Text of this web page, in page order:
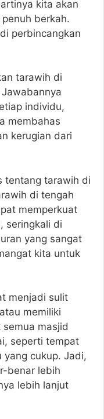
kita akan
berkah.
perbincangkan
tarawih di
individu,
membahas
kerugian dari
tentang tarawih di
di tengah
memperkuat
seringkali di
yang sangat
kita untuk
menjadi sulit
memiliki
masjid
seperti tempat
yang cukup. Jadi,
benar lebih
lebih lanjut